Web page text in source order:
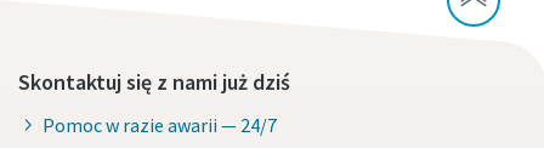
Skontaktuj się z nami już dziś
Pomoc w razie awarii — 24/7